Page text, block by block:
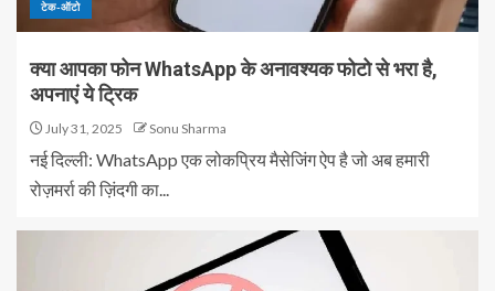
टेक-ऑटो
क्या आपका फोन WhatsApp के अनावश्यक फोटो से भरा है,
अपनाएं ये ट्रिक
July 31, 2025 Sonu Sharma
नई दिल्ली: WhatsApp एक लोकप्रिय मैसेजिंग ऐप है जो अब हमारी
रोज़मर्रा की ज़िंदगी का...